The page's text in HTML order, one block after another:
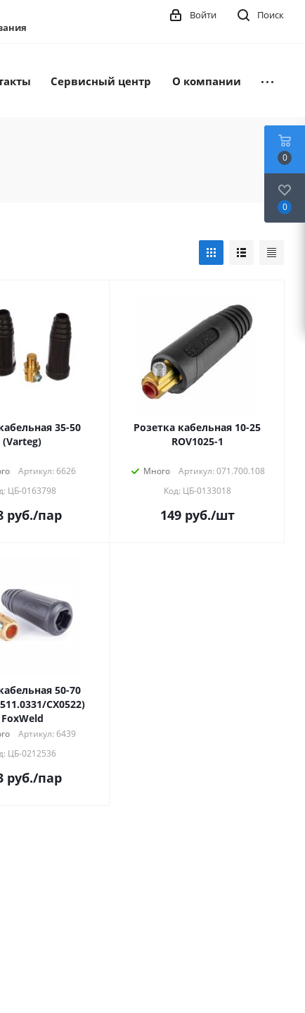
Поиск
Войти
Сервисный центр О компании
35-50
(Varteg)
Артикул: 6626
ЦБ-0163798
руб./пар
Розетка кабельная 10-25
ROV1025-1
Много
Артикул: 071.700.108
Код: ЦБ-0133018
149руб./шт
50-70
СХ0522)
FoxWeld
Артикул: 6439
ЦБ-0212536
руб./пар
0
0